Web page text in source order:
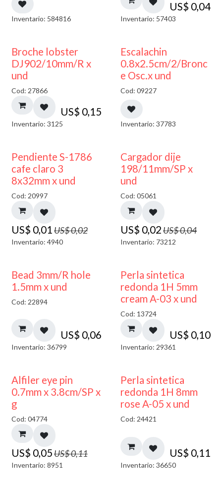
Inventario: 584816
US$ 0,04
Inventario: 57403
Broche lobster
DJ902/10mm/R x
und
Cod: 27866
US$ 0,15
Inventario: 3125
Escalachin
0.8x2.5cm/2/Bronc
e Osc.x und
Cod: 09227
Inventario: 37783
50% DESCUENTO
Pendiente S-1786
cafe claro 3
8x32mm x und
Cod: 20997
US$ 0,01US$0,02
Inventario: 4940
50% DESCUENTO
Cargador dije
198/11mm/SP x
und
Cod: 05061
US$ 0,02US$0,04
Inventario: 73212
Bead 3mm/R hole
1.5mm x und
Cod: 22894
US$ 0,06
Inventario: 36799
Perla sintetica
redonda 1H 5mm
cream A-03 x und
Cod: 13724
US$ 0,10
Inventario: 29361
50% DESCUENTO
Alfiler eye pin
0.7mm x 3.8cm/SP x
g
Cod: 04774
US$ 0,05US$0,11
Inventario: 8951
Perla sintetica
redonda 1H 8mm
rose A-05 x und
Cod: 24421
US$ 0,11
Inventario: 36650